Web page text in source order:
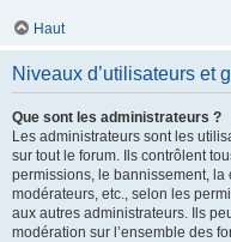
Haut
Niveaux d’utilisateurs et
Que sont les administrateurs ?
Les administrateurs sont les
sur tout le forum. Ils contrôlent
permissions, le bannissement, la
modérateurs, etc., selon les
aux autres administrateurs. Ils
modération sur l’ensemble des